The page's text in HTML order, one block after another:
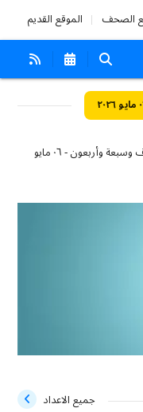
الصحف الموقع القديم
جميع الاعداد